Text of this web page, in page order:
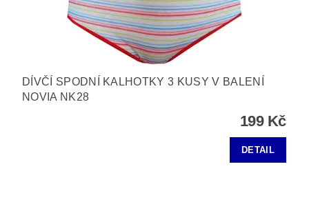
DÍVČÍ SPODNÍ KALHOTKY 3 KUSY V BALENÍ
NOVIA NK28
199 Kč
DETAIL